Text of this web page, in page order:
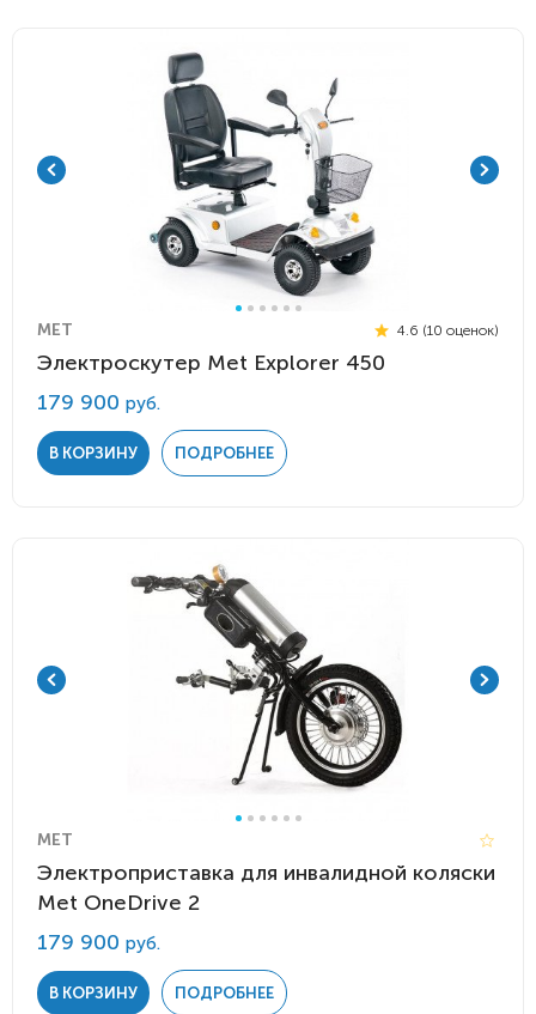
MET 4.6 (10 оценок)
Электроскутер Met Explorer 450
179 900 руб.
В КОРЗИНУ ПОДРОБНЕЕ
MET
Электроприставка для инвалидной коляски
Met OneDrive 2
179 900 руб.
В КОРЗИНУ ПОДРОБНЕЕ